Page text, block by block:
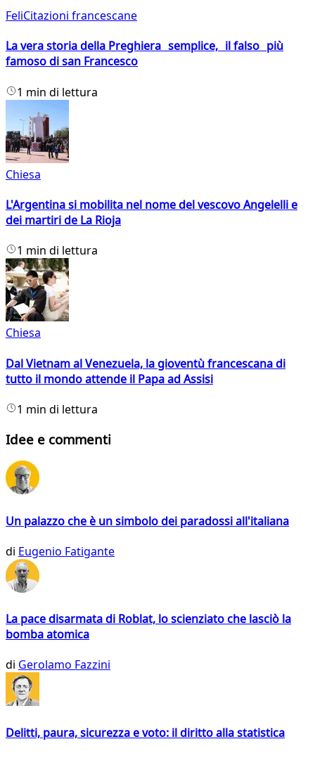
FeliCitazioni francescane
La vera storia della Preghiera semplice, il falso più
famoso di san Francesco
1 min di lettura
Chiesa
L'Argentina si mobilita nel nome del vescovo Angelelli e
dei martiri de La Rioja
1 min di lettura
Chiesa
Dal Vietnam al Venezuela, la gioventù francescana di
tutto il mondo attende il Papa ad Assisi
1 min di lettura
Idee e commenti
Un palazzo che è un simbolo dei paradossi all'italiana
di Eugenio Fatigante
La pace disarmata di Roblat, lo scienziato che lasciò la
bomba atomica
di Gerolamo Fazzini
Delitti, paura, sicurezza e voto: il diritto alla statistica